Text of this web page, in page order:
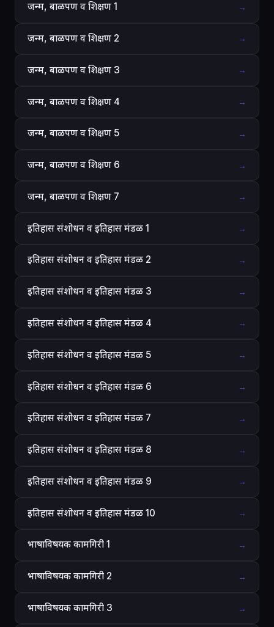
जन्म, बाळपण व शिक्षण 1 →
जन्म, बाळपण व शिक्षण 2 →
जन्म, बाळपण व शिक्षण 3 →
जन्म, बाळपण व शिक्षण 4 →
जन्म, बाळपण व शिक्षण 5 →
जन्म, बाळपण व शिक्षण 6 →
जन्म, बाळपण व शिक्षण 7 →
इतिहास संशोधन व इतिहास मंडळ 1 →
इतिहास संशोधन व इतिहास मंडळ 2 →
इतिहास संशोधन व इतिहास मंडळ 3 →
इतिहास संशोधन व इतिहास मंडळ 4 →
इतिहास संशोधन व इतिहास मंडळ 5 →
इतिहास संशोधन व इतिहास मंडळ 6 →
इतिहास संशोधन व इतिहास मंडळ 7 →
इतिहास संशोधन व इतिहास मंडळ 8 →
इतिहास संशोधन व इतिहास मंडळ 9 →
इतिहास संशोधन व इतिहास मंडळ 10 →
भाषाविषयक कामगिरी 1 →
भाषाविषयक कामगिरी 2 →
भाषाविषयक कामगिरी 3 →